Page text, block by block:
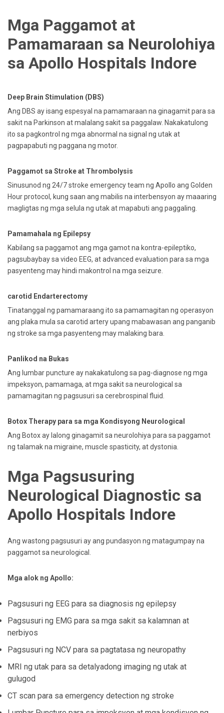
Mga Paggamot at
Pamamaraan sa Neurolohiya
sa Apollo Hospitals Indore
Deep Brain Stimulation (DBS)
Ang DBS ay isang espesyal na pamamaraan na ginagamit para sa
sakit na Parkinson at malalang sakit sa paggalaw. Nakakatulong
ito sa pagkontrol ng mga abnormal na signal ng utak at
pagpapabuti ng paggana ng motor.
Paggamot sa Stroke at Thrombolysis
Sinusunod ng 24/7 stroke emergency team ng Apollo ang Golden
Hour protocol, kung saan ang mabilis na interbensyon ay maaaring
magligtas ng mga selula ng utak at mapabuti ang paggaling.
Pamamahala ng Epilepsy
Kabilang sa paggamot ang mga gamot na kontra-epileptiko,
pagsubaybay sa video EEG, at advanced evaluation para sa mga
pasyenteng may hindi makontrol na mga seizure.
carotid Endarterectomy
Tinatanggal ng pamamaraang ito sa pamamagitan ng operasyon
ang plaka mula sa carotid artery upang mabawasan ang panganib
ng stroke sa mga pasyenteng may malaking bara.
Panlikod na Bukas
Ang lumbar puncture ay nakakatulong sa pag-diagnose ng mga
impeksyon, pamamaga, at mga sakit sa neurological sa
pamamagitan ng pagsusuri sa cerebrospinal fluid.
Botox Therapy para sa mga Kondisyong Neurological
Ang Botox ay lalong ginagamit sa neurolohiya para sa paggamot
ng talamak na migraine, muscle spasticity, at dystonia.
Mga Pagsusuring
Neurological Diagnostic sa
Apollo Hospitals Indore
Ang wastong pagsusuri ay ang pundasyon ng matagumpay na
paggamot sa neurological.
Mga alok ng Apollo:
Pagsusuri ng EEG para sa diagnosis ng epilepsy
Pagsusuri ng EMG para sa mga sakit sa kalamnan at
nerbiyos
Pagsusuri ng NCV para sa pagtatasa ng neuropathy
MRI ng utak para sa detalyadong imaging ng utak at
gulugod
CT scan para sa emergency detection ng stroke